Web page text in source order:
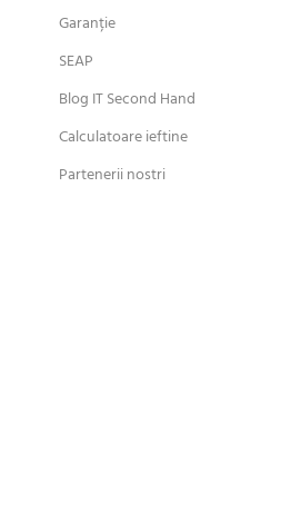
Garanție
SEAP
Blog IT Second Hand
Calculatoare ieftine
Partenerii nostri